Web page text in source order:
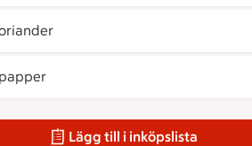
Lägg till i inköpslista